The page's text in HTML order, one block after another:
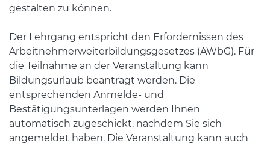
gestalten zu können.
Der Lehrgang entspricht den Erfordernissen des
Arbeitnehmerweiterbildungsgesetzes (AWbG). Für
die Teilnahme an der Veranstaltung kann
Bildungsurlaub beantragt werden. Die
entsprechenden Anmelde- und
Bestätigungsunterlagen werden Ihnen
automatisch zugeschickt, nachdem Sie sich
angemeldet haben. Die Veranstaltung kann auch